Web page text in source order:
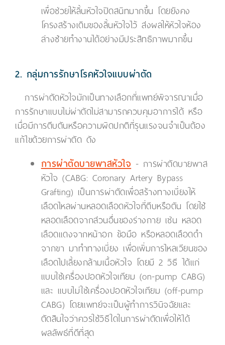
เพื่อช่วยให้ลิ้นหัวใจปิดสนิทมากขึ้น โดยยังคง
โครงสร้างเดิมของลิ้นหัวใจไว้ ส่งผลให้หัวใจห้อง
ล่างซ้ายทำงานได้อย่างมีประสิทธิภาพมากขึ้น
2. กลุ่มการรักษาโรคหัวใจแบบผ่าตัด
การผ่าตัดหัวใจมักเป็นทางเลือกที่แพทย์พิจารณาเมื่อ
การรักษาแบบไม่ผ่าตัดไม่สามารถควบคุมอาการได้ หรือ
เมื่อมีการตีบตันหรือความผิดปกติที่รุนแรงจนจำเป็นต้อง
แก้ไขด้วยการผ่าตัด ดัง
การผ่าตัดบายพาสหัวใจ- การผ่าตัดบายพาส
หัวใจ (CABG: Coronary Artery Bypass
Grafting) เป็นการผ่าตัดเพื่อสร้างทางเบี่ยงให้
เลือดไหลผ่านหลอดเลือดหัวใจที่ตีบหรือตัน โดยใช้
หลอดเลือดจากส่วนอื่นของร่างกาย เช่น หลอด
เลือดแดงจากหน้าอก ข้อมือ หรือหลอดเลือดดำ
จากขา มาทำทางเบี่ยง เพื่อเพิ่มการไหลเวียนของ
เลือดไปเลี้ยงกล้ามเนื้อหัวใจ โดยมี 2 วิธี ได้แก่
แบบใช้เครื่องปอดหัวใจเทียม (on-pump CABG)
และ แบบไม่ใช้เครื่องปอดหัวใจเทียม (off-pump
CABG) โดยแพทย์จะเป็นผู้ทำการวินิจฉัยและ
ตัดสินใจว่าควรใช้วิธีใดในการผ่าตัดเพื่อให้ได้
ผลลัพธ์ที่ดีที่สุด